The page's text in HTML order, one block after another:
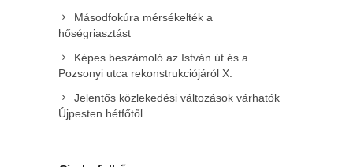
Másodfokúra mérsékelték a
hőségriasztást
Képes beszámoló az István út és a
Pozsonyi utca rekonstrukciójáról X.
Jelentős közlekedési változások várhatók
Újpesten hétfőtől